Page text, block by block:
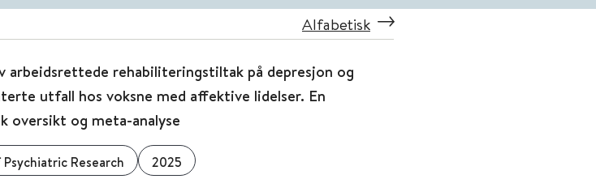
Alfabetisk
arbeidsrettede rehabiliteringstiltak på depresjon og
utfall hos voksne med affektive lidelser. En
oversikt og meta-analyse
Research 2025